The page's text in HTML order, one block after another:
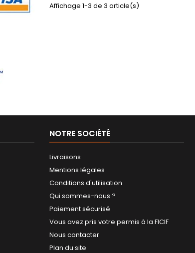
Affichage 1-3 de 3 article(s)
NOTRE SOCIÉTÉ
Livraisons
Mentions légales
Conditions d'utilisation
Qui sommes-nous ?
Paiement sécurisé
Vous avez pris votre permis à la FICIF
Nous contacter
Plan du site